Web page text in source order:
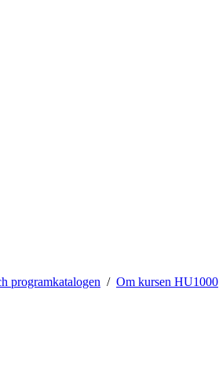
programkatalogen Om kursen HU1000